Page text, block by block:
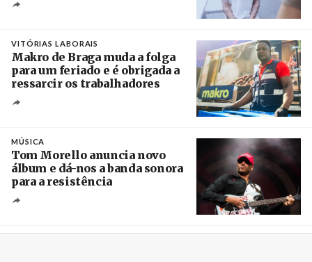
VITÓRIAS LABORAIS
Makro de Braga muda a folga
para um feriado e é obrigada a
ressarcir os trabalhadores
MÚSICA
Tom Morello anuncia novo
álbum e dá-nos a banda sonora
para a resistência